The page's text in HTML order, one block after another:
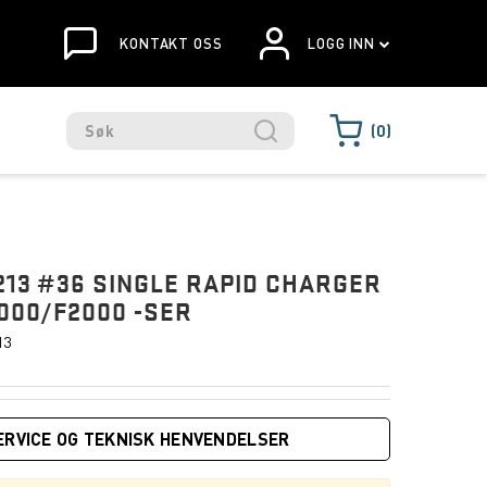
KONTAKT OSS LOGG INN
0
#36 SINGLE RAPID CHARGER
F2000 -SER
OG TEKNISK HENVENDELSER